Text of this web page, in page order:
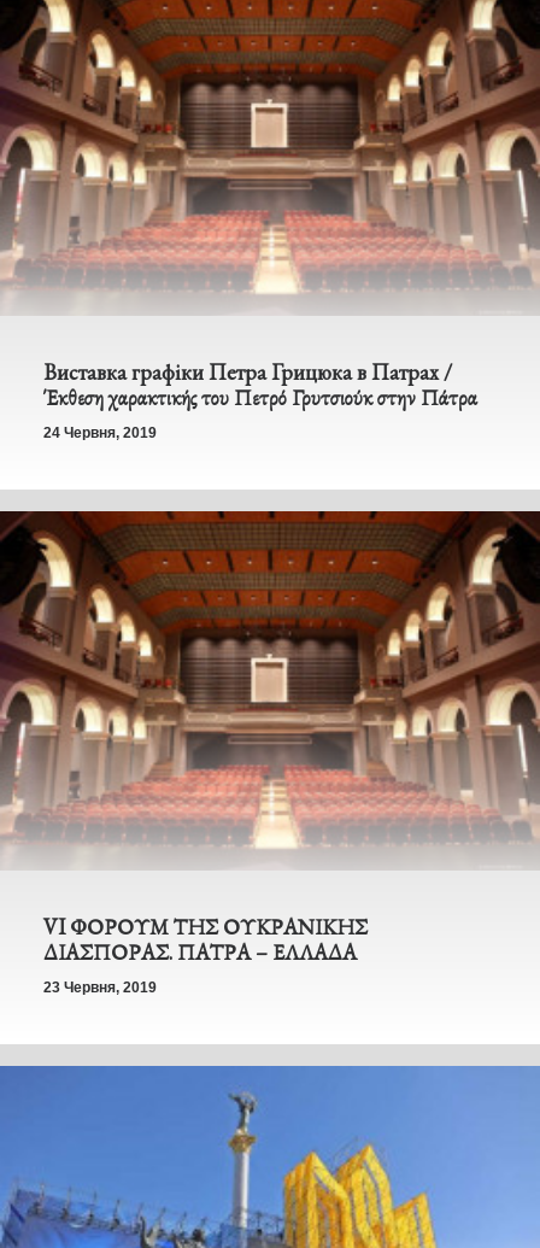
Виставка графіки Петра Грицюка в Патрах /
Έκθεση χαρακτικής του Πετρό Γρυτσιούκ στην Πάτρα
24 Червня, 2019
VI ΦΟΡΟΥΜ ΤΗΣ ΟΥΚΡΑΝΙΚΗΣ
ΔΙΑΣΠΟΡΑΣ. ΠΑΤΡΑ – ΕΛΛΑΔΑ
23 Червня, 2019